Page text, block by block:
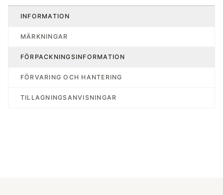
INFORMATION
MÄRKNINGAR
FÖRPACKNINGSINFORMATION
FÖRVARING OCH HANTERING
TILLAGNINGSANVISNINGAR